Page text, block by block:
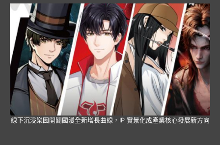
線下沉浸樂園開闢國漫全新增長曲線，IP 實景化成產業核心發展新方向